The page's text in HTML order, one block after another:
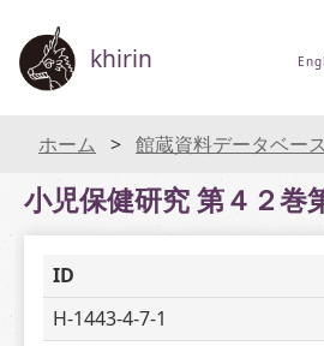
khirin
ホーム 館蔵資料データベース
小児保健研究 第４２巻
ID
H-1443-4-7-1